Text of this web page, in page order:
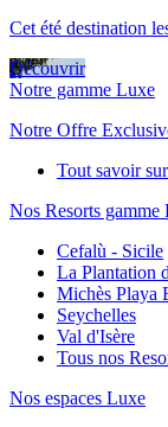
Cet été destination
Découvrir
Notre gamme Luxe
Notre Offre
Tout savoir
Nos Resorts gamme
Cefalù - Sicile
La Plantation
Michès Playa
Seychelles
Val d'Isère
Tous nos
Nos espaces Luxe